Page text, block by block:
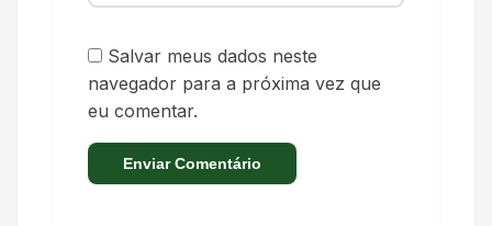
Salvar meus dados neste
navegador para a próxima vez que
eu comentar.